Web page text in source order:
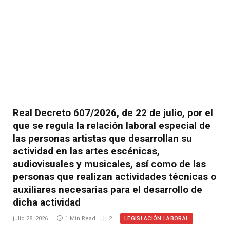
Real Decreto 607/2026, de 22 de julio, por el
que se regula la relación laboral especial de
las personas artistas que desarrollan su
actividad en las artes escénicas,
audiovisuales y musicales, así como de las
personas que realizan actividades técnicas o
auxiliares necesarias para el desarrollo de
dicha actividad
julio 28, 2026 1 Min Read 2 LEGISLACIÓN LABORAL